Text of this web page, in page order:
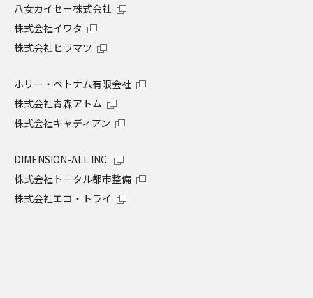
八女カイセー株式会社
株式会社イワタ
株式会社ヒラマツ
ホリー・ベトナム有限会社
株式会社青森アトム
株式会社キャディアン
DIMENSION-ALL INC.
株式会社トータル都市整備
株式会社エコ・トライ